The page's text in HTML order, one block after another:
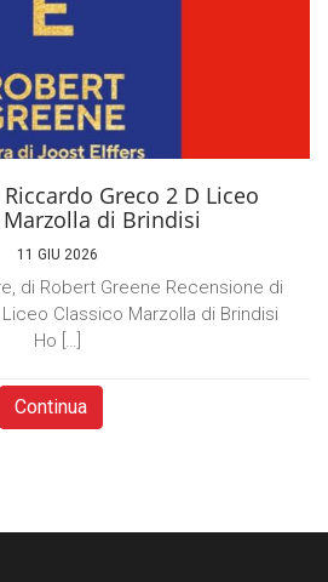
Greco 2 D Liceo
Marzolla di Brindisi
11 GIU 2026
di Robert Greene Recensione di
Classico Marzolla di Brindisi
Ho […]
Continua